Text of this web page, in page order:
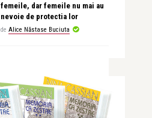
femeile, dar femeile nu mai au
nevoie de protectia lor
de Alice Năstase Buciuta